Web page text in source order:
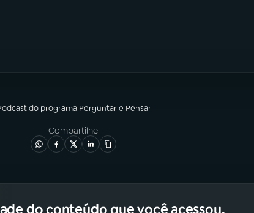
do programa Perguntar e Pensar
Compartilhe